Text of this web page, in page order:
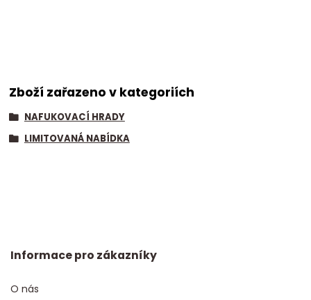
Zboží zařazeno v kategoriích
NAFUKOVACÍ HRADY
LIMITOVANÁ NABÍDKA
Informace pro zákazníky
O nás